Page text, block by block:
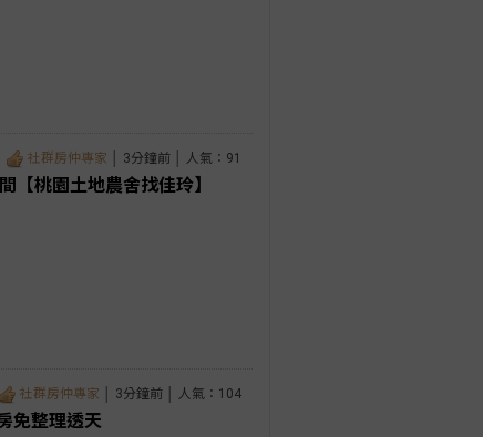
社群房仲專家 │ 3分鐘前 │ 人氣：91
【桃園土地農舍找佳玲】
社群房仲專家 │ 3分鐘前 │ 人氣：104
免整理透天